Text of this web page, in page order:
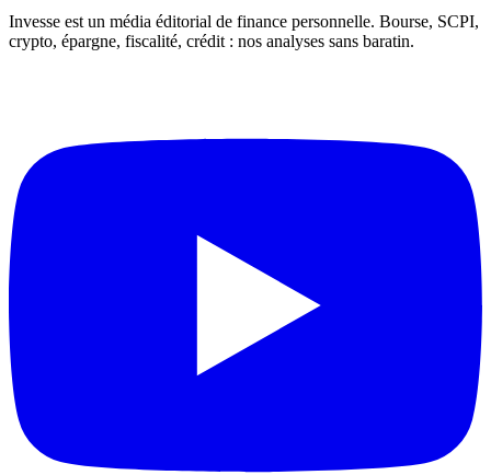
Invesse est un média éditorial de finance personnelle. Bourse, SCPI,
crypto, épargne, fiscalité, crédit : nos analyses sans baratin.